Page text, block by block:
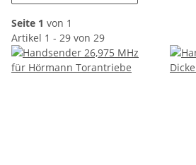
Seite 1 von 1
Artikel 1 - 29 von 29